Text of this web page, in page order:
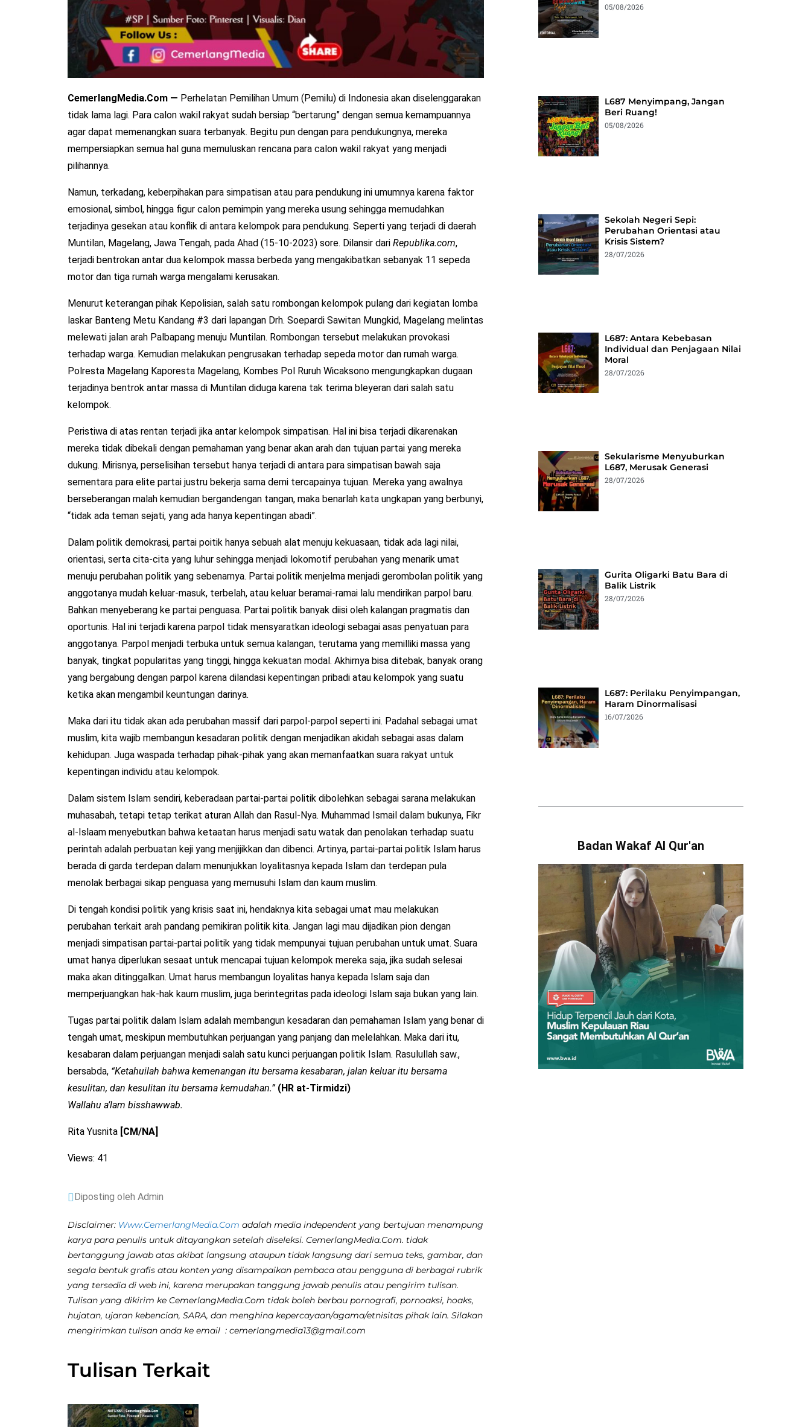
CemerlangMedia.Com — Perhelatan Pemilihan Umum (Pemilu) di Indonesia akan diselenggarakan
tidak lama lagi. Para calon wakil rakyat sudah bersiap “bertarung” dengan semua kemampuannya
agar dapat memenangkan suara terbanyak. Begitu pun dengan para pendukungnya, mereka
mempersiapkan semua hal guna memuluskan rencana para calon wakil rakyat yang menjadi
pilihannya.
Namun, terkadang, keberpihakan para simpatisan atau para pendukung ini umumnya karena faktor
emosional, simbol, hingga figur calon pemimpin yang mereka usung sehingga memudahkan
terjadinya gesekan atau konflik di antara kelompok para pendukung. Seperti yang terjadi di daerah
Muntilan, Magelang, Jawa Tengah, pada Ahad (15-10-2023) sore. Dilansir dari Republika.com,
terjadi bentrokan antar dua kelompok massa berbeda yang mengakibatkan sebanyak 11 sepeda
motor dan tiga rumah warga mengalami kerusakan.
Menurut keterangan pihak Kepolisian, salah satu rombongan kelompok pulang dari kegiatan lomba
laskar Banteng Metu Kandang #3 dari lapangan Drh. Soepardi Sawitan Mungkid, Magelang melintas
melewati jalan arah Palbapang menuju Muntilan. Rombongan tersebut melakukan provokasi
terhadap warga. Kemudian melakukan pengrusakan terhadap sepeda motor dan rumah warga.
Polresta Magelang Kaporesta Magelang, Kombes Pol Ruruh Wicaksono mengungkapkan dugaan
terjadinya bentrok antar massa di Muntilan diduga karena tak terima bleyeran dari salah satu
kelompok.
Peristiwa di atas rentan terjadi jika antar kelompok simpatisan. Hal ini bisa terjadi dikarenakan
mereka tidak dibekali dengan pemahaman yang benar akan arah dan tujuan partai yang mereka
dukung. Mirisnya, perselisihan tersebut hanya terjadi di antara para simpatisan bawah saja
sementara para elite partai justru bekerja sama demi tercapainya tujuan. Mereka yang awalnya
berseberangan malah kemudian bergandengan tangan, maka benarlah kata ungkapan yang berbunyi,
“tidak ada teman sejati, yang ada hanya kepentingan abadi”.
Dalam politik demokrasi, partai poitik hanya sebuah alat menuju kekuasaan, tidak ada lagi nilai,
orientasi, serta cita-cita yang luhur sehingga menjadi lokomotif perubahan yang menarik umat
menuju perubahan politik yang sebenarnya. Partai politik menjelma menjadi gerombolan politik yang
anggotanya mudah keluar-masuk, terbelah, atau keluar beramai-ramai lalu mendirikan parpol baru.
Bahkan menyeberang ke partai penguasa. Partai politik banyak diisi oleh kalangan pragmatis dan
oportunis. Hal ini terjadi karena parpol tidak mensyaratkan ideologi sebagai asas penyatuan para
anggotanya. Parpol menjadi terbuka untuk semua kalangan, terutama yang memilliki massa yang
banyak, tingkat popularitas yang tinggi, hingga kekuatan modal. Akhirnya bisa ditebak, banyak orang
yang bergabung dengan parpol karena dilandasi kepentingan pribadi atau kelompok yang suatu
ketika akan mengambil keuntungan darinya.
Maka dari itu tidak akan ada perubahan massif dari parpol-parpol seperti ini. Padahal sebagai umat
muslim, kita wajib membangun kesadaran politik dengan menjadikan akidah sebagai asas dalam
kehidupan. Juga waspada terhadap pihak-pihak yang akan memanfaatkan suara rakyat untuk
kepentingan individu atau kelompok.
Dalam sistem Islam sendiri, keberadaan partai-partai politik dibolehkan sebagai sarana melakukan
muhasabah, tetapi tetap terikat aturan Allah dan Rasul-Nya. Muhammad Ismail dalam bukunya, Fikr
al-Islaam menyebutkan bahwa ketaatan harus menjadi satu watak dan penolakan terhadap suatu
perintah adalah perbuatan keji yang menjijikkan dan dibenci. Artinya, partai-partai politik Islam harus
berada di garda terdepan dalam menunjukkan loyalitasnya kepada Islam dan terdepan pula
menolak berbagai sikap penguasa yang memusuhi Islam dan kaum muslim.
Di tengah kondisi politik yang krisis saat ini, hendaknya kita sebagai umat mau melakukan
perubahan terkait arah pandang pemikiran politik kita. Jangan lagi mau dijadikan pion dengan
menjadi simpatisan partai-partai politik yang tidak mempunyai tujuan perubahan untuk umat. Suara
umat hanya diperlukan sesaat untuk mencapai tujuan kelompok mereka saja, jika sudah selesai
maka akan ditinggalkan. Umat harus membangun loyalitas hanya kepada Islam saja dan
memperjuangkan hak-hak kaum muslim, juga berintegritas pada ideologi Islam saja bukan yang lain.
Tugas partai politik dalam Islam adalah membangun kesadaran dan pemahaman Islam yang benar di
tengah umat, meskipun membutuhkan perjuangan yang panjang dan melelahkan. Maka dari itu,
kesabaran dalam perjuangan menjadi salah satu kunci perjuangan politik Islam. Rasulullah saw.,
bersabda, “Ketahuilah bahwa kemenangan itu bersama kesabaran, jalan keluar itu bersama
kesulitan, dan kesulitan itu bersama kemudahan.” (HR at-Tirmidzi)
Wallahu a’lam bisshawwab.
Rita Yusnita [CM/NA]
Views: 41
Diposting oleh Admin
Disclaimer: Www.CemerlangMedia.Com adalah media independent yang bertujuan menampung
karya para penulis untuk ditayangkan setelah diseleksi. CemerlangMedia.Com. tidak
bertanggung jawab atas akibat langsung ataupun tidak langsung dari semua teks, gambar, dan
segala bentuk grafis atau konten yang disampaikan pembaca atau pengguna di berbagai rubrik
yang tersedia di web ini, karena merupakan tanggung jawab penulis atau pengirim tulisan.
Tulisan yang dikirim ke CemerlangMedia.Com tidak boleh berbau pornografi, pornoaksi, hoaks,
hujatan, ujaran kebencian, SARA, dan menghina kepercayaan/agama/etnisitas pihak lain. Silakan
mengirimkan tulisan anda ke email : cemerlangmedia13@gmail.com
Tulisan Terkait
05/08/2026
L687 Menyimpang, Jangan
Beri Ruang!
05/08/2026
Sekolah Negeri Sepi:
Perubahan Orientasi atau
Krisis Sistem?
28/07/2026
L687: Antara Kebebasan
Individual dan Penjagaan Nilai
Moral
28/07/2026
Sekularisme Menyuburkan
L687, Merusak Generasi
28/07/2026
Gurita Oligarki Batu Bara di
Balik Listrik
28/07/2026
L687: Perilaku Penyimpangan,
Haram Dinormalisasi
16/07/2026
Badan Wakaf Al Qur'an